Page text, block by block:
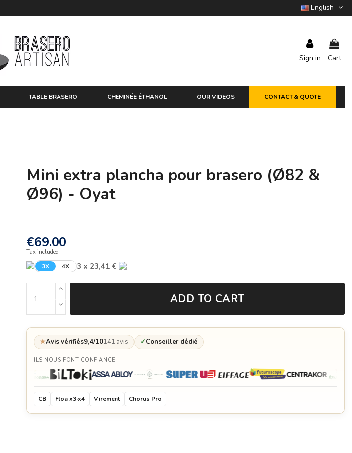
English
Sign in Cart
TABLE BRASERO CHEMINÉE ÉTHANOL OUR VIDEOS CONTACT & QUOTE
Mini extra plancha pour brasero (Ø82 &
Ø96) - Oyat
€69.00
Tax included
3X 4X 3 x 23,41 €
ADD TO CART
★Avis vérifiés9,4/10141 avis ✓Conseiller dédié
ILS NOUS FONT CONFIANCE
CB Floa x3·x4 Virement Chorus Pro